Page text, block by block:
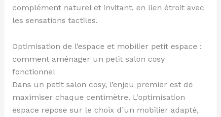
complément naturel et invitant, en lien étroit avec
les sensations tactiles.
Optimisation de l’espace et mobilier petit espace :
comment aménager un petit salon cosy
fonctionnel
Dans un petit salon cosy, l’enjeu premier est de
maximiser chaque centimètre. L’optimisation
espace repose sur le choix d’un mobilier adapté,